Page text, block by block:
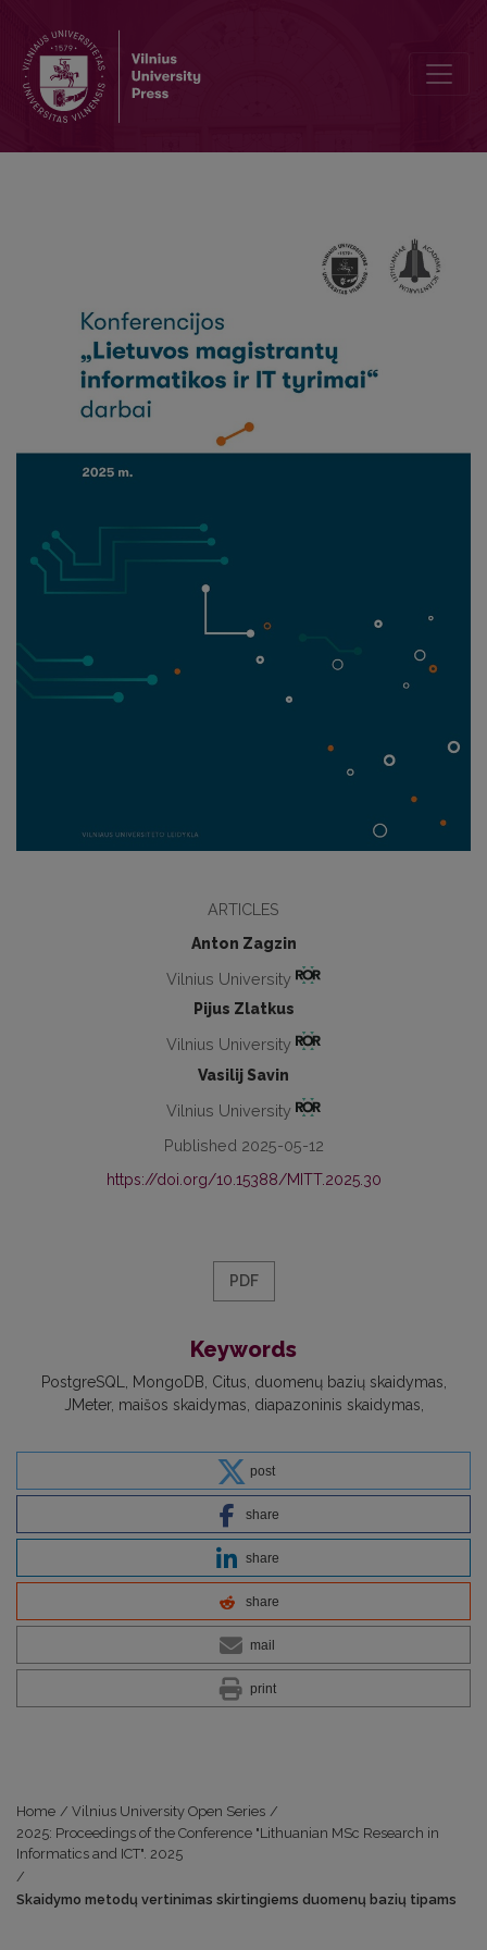
ARTICLES
Anton Zagzin
Vilnius University
Pijus Zlatkus
Vilnius University
Vasilij Savin
Vilnius University
Published 2025-05-12
https://doi.org/10.15388/MITT.2025.30
PDF
Keywords
PostgreSQL MongoDB Citus duomenų bazių skaidymas
JMeter maišos skaidymas diapazoninis skaidymas
post
share
share
share
mail
print
Home / Vilnius University Open Series /
2025: Proceedings of the Conference "Lithuanian MSc Research in
Informatics and ICT". 2025
/
Skaidymo metodų vertinimas skirtingiems duomenų bazių tipams